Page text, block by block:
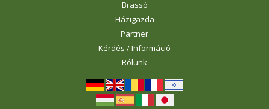
Brassó
Házigazda
Partner
Kérdés / Információ
Rólunk